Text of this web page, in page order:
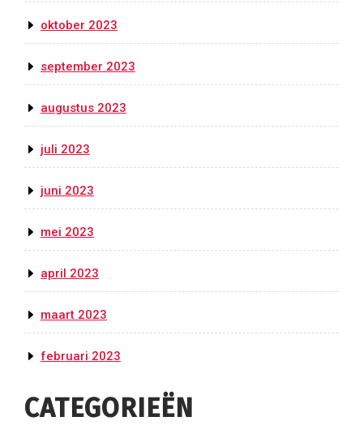
oktober 2023
september 2023
augustus 2023
juli 2023
juni 2023
mei 2023
april 2023
maart 2023
februari 2023
CATEGORIEËN